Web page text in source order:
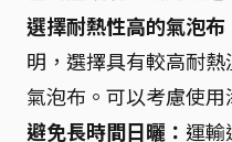
選擇耐熱性高的氣泡布
明，選擇具有較高耐
氣泡布。可以考慮使
避免長時間日曬： 運輸